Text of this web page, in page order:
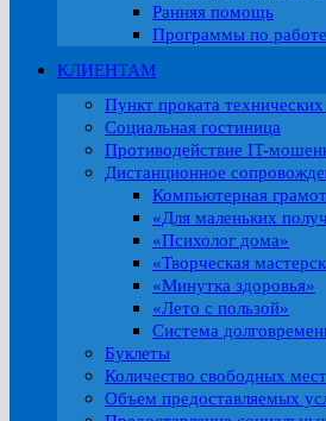
Ранняя помощь
Программы по
КЛИЕНТАМ
Пункт проката
Социальная гостиница
Противодействие IT-
Дистанционное
Компьютерная
«Для маленьких
«Психолог дома»
«Творческая
«Минутка здоровья»
«Лето с пользой»
Система
Буклеты
Количество свободных
Объем предоставляемых